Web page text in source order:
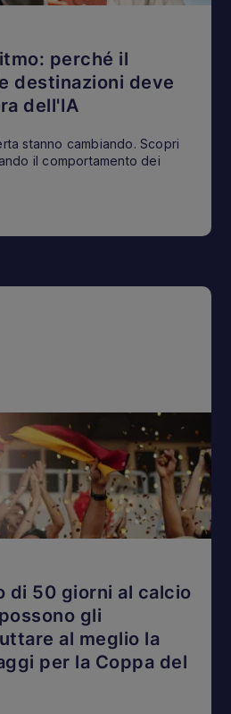
perché il
destinazioni deve
dell'IA
stanno cambiando. Scopri
il comportamento dei
di 50 giorni al calcio
gli
al meglio la
per la Coppa del